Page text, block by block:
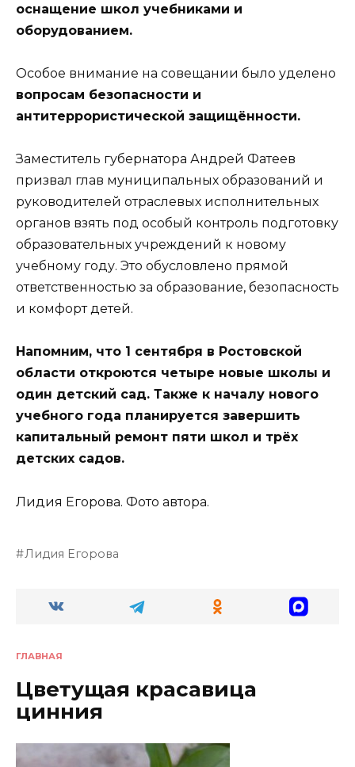
оснащение школ учебниками и
оборудованием.
Особое внимание на совещании было уделено
вопросам безопасности и
антитеррористической защищённости.
Заместитель губернатора Андрей Фатеев
призвал глав муниципальных образований и
руководителей отраслевых исполнительных
органов взять под особый контроль подготовку
образовательных учреждений к новому
учебному году. Это обусловлено прямой
ответственностью за образование, безопасность
и комфорт детей.
Напомним, что 1 сентября в Ростовской
области откроются четыре новые школы и
один детский сад. Также к началу нового
учебного года планируется завершить
капитальный ремонт пяти школ и трёх
детских садов.
Лидия Егорова. Фото автора.
Лидия Егорова
ГЛАВНАЯ
Цветущая красавица
цинния